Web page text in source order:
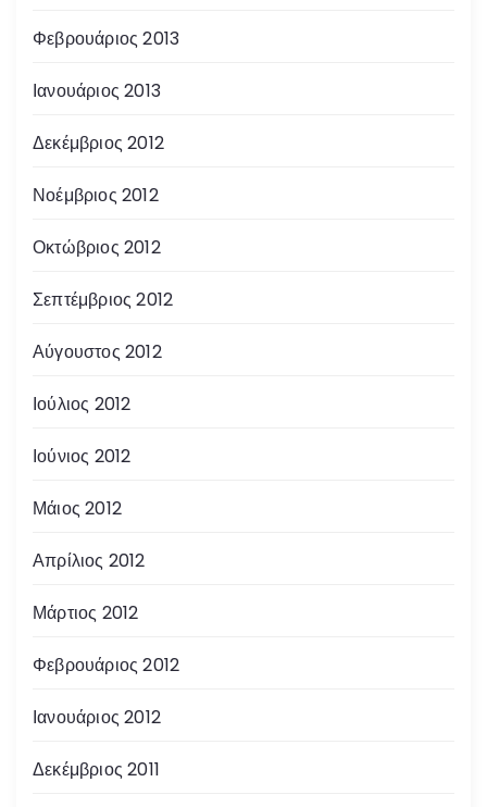
Φεβρουάριος 2013
Ιανουάριος 2013
Δεκέμβριος 2012
Νοέμβριος 2012
Οκτώβριος 2012
Σεπτέμβριος 2012
Αύγουστος 2012
Ιούλιος 2012
Ιούνιος 2012
Μάιος 2012
Απρίλιος 2012
Μάρτιος 2012
Φεβρουάριος 2012
Ιανουάριος 2012
Δεκέμβριος 2011